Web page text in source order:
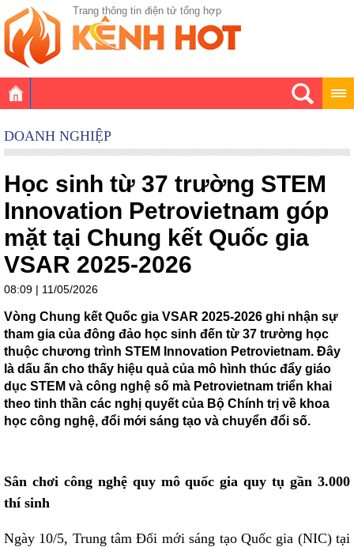
Trang thông tin điện tử tổng hợp
DOANH NGHIỆP
Học sinh từ 37 trường STEM
Innovation Petrovietnam góp
mặt tại Chung kết Quốc gia
VSAR 2025-2026
08:09 | 11/05/2026
Vòng Chung kết Quốc gia VSAR 2025-2026 ghi nhận sự
tham gia của đông đảo học sinh đến từ 37 trường học
thuộc chương trình STEM Innovation Petrovietnam. Đây
là dấu ấn cho thấy hiệu quả của mô hình thúc đẩy giáo
dục STEM và công nghệ số mà Petrovietnam triển khai
theo tinh thần các nghị quyết của Bộ Chính trị về khoa
học công nghệ, đổi mới sáng tạo và chuyển đổi số.
Sân chơi công nghệ quy mô quốc gia quy tụ gần 3.000
thí sinh
Ngày 10/5, Trung tâm Đổi mới sáng tạo Quốc gia (NIC) tại